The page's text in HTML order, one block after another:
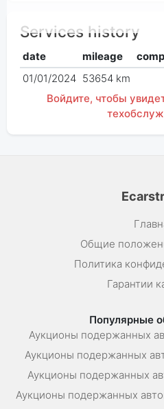
Services history
date mileage
01/01/2024 53654 km
Войдите, чтобы
Общие
Политика
Гарантии
Популярные
Аукционы подержанных
Аукционы подержанных
Аукционы подержанных
Аукционы подержанных